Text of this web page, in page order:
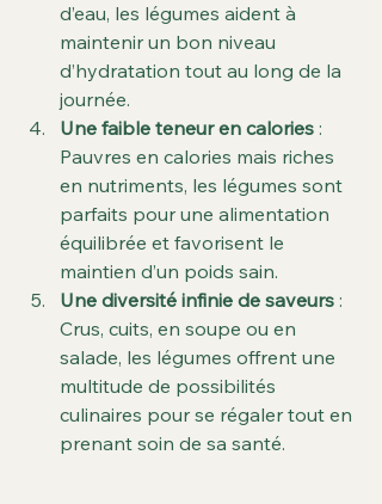
d’eau, les légumes aident à
maintenir un bon niveau
d’hydratation tout au long de la
journée.
Une faible teneur en calories :
Pauvres en calories mais riches
en nutriments, les légumes sont
parfaits pour une alimentation
équilibrée et favorisent le
maintien d’un poids sain.
Une diversité infinie de saveurs :
Crus, cuits, en soupe ou en
salade, les légumes offrent une
multitude de possibilités
culinaires pour se régaler tout en
prenant soin de sa santé.